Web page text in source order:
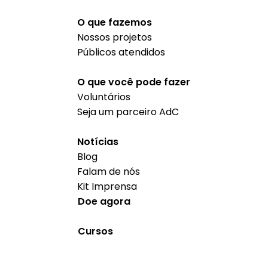
O que fazemos
Nossos projetos
Públicos atendidos
O que você pode fazer
Voluntários
Seja um parceiro AdC
Notícias
Blog
Falam de nós
Kit Imprensa
Doe agora
Cursos